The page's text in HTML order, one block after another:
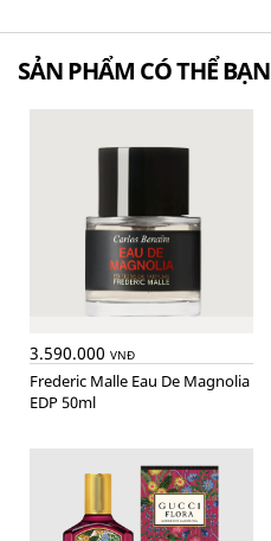
SẢN PHẨM CÓ THỂ
3.590.000 VNĐ
Frederic Malle Eau De Magnolia
EDP 50ml